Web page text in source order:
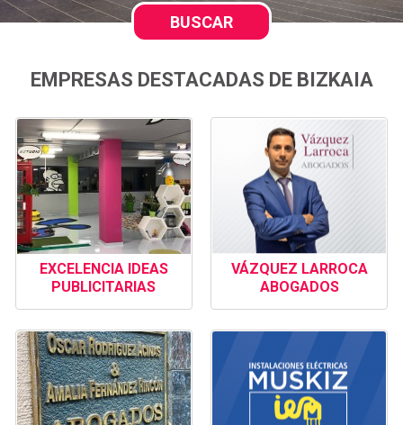
BUSCAR
EMPRESAS DESTACADAS DE BIZKAIA
EXCELENCIA IDEAS
PUBLICITARIAS
VÁZQUEZ LARROCA
ABOGADOS